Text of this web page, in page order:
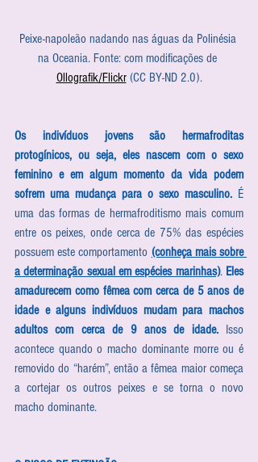
Peixe-napoleão nadando nas águas da Polinésia
na Oceania. Fonte: com modificações de
Ollografik/Flickr (CC BY-ND 2.0).
Os indivíduos jovens são hermafroditas
protogínicos, ou seja, eles nascem com o sexo
feminino e em algum momento da vida podem
sofrem uma mudança para o sexo masculino. É
uma das formas de hermafroditismo mais comum
entre os peixes, onde cerca de 75% das espécies
possuem este comportamento (conheça mais sobre
a determinação sexual em espécies marinhas). Eles
amadurecem como fêmea com cerca de 5 anos de
idade e alguns indivíduos mudam para machos
adultos com cerca de 9 anos de idade. Isso
acontece quando o macho dominante morre ou é
removido do “harém”, então a fêmea maior começa
a cortejar os outros peixes e se torna o novo
macho dominante.